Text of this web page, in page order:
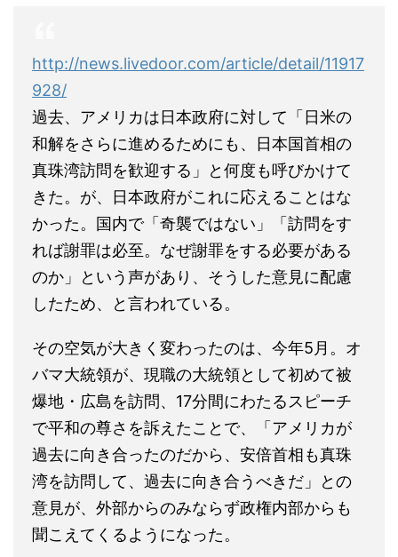
http://news.livedoor.com/article/detail/11917
928/
過去、アメリカは日本政府に対して「日米の
和解をさらに進めるためにも、日本国首相の
真珠湾訪問を歓迎する」と何度も呼びかけて
きた。が、日本政府がこれに応えることはな
かった。国内で「奇襲ではない」「訪問をす
れば謝罪は必至。なぜ謝罪をする必要がある
のか」という声があり、そうした意見に配慮
したため、と言われている。
その空気が大きく変わったのは、今年5月。オ
バマ大統領が、現職の大統領として初めて被
爆地・広島を訪問、17分間にわたるスピーチ
で平和の尊さを訴えたことで、「アメリカが
過去に向き合ったのだから、安倍首相も真珠
湾を訪問して、過去に向き合うべきだ」との
意見が、外部からのみならず政権内部からも
聞こえてくるようになった。